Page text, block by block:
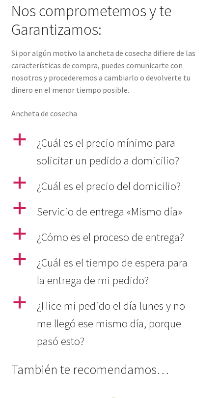
Nos comprometemos y te
Garantizamos:
Si por algún motivo la ancheta de cosecha difiere de las
características de compra, puedes comunicarte con
nosotros y procederemos a cambiarlo o devolverte tu
dinero en el menor tiempo posible.
Ancheta de cosecha
a
¿Cuál es el precio mínimo para
solicitar un pedido a domicilio?
a
¿Cuál es el precio del domicilio?
a
Servicio de entrega «Mismo día»
a
¿Cómo es el proceso de entrega?
a
¿Cuál es el tiempo de espera para
la entrega de mi pedido?
a
¿Hice mi pedido el día lunes y no
me llegó ese mismo día, porque
pasó esto?
También te recomendamos…